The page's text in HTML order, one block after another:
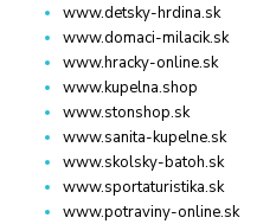
www.detsky-hrdina.sk
www.domaci-milacik.sk
www.hracky-online.sk
www.kupelna.shop
www.stonshop.sk
www.sanita-kupelne.sk
www.skolsky-batoh.sk
www.sportaturistika.sk
www.potraviny-online.sk